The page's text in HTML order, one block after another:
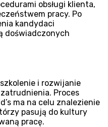
obsługi klienta,
pracy. Po
kandydaci
doświadczonych
i rozwijanie
Proces
ma na celu znalezienie
pasują do kultury
pracę.